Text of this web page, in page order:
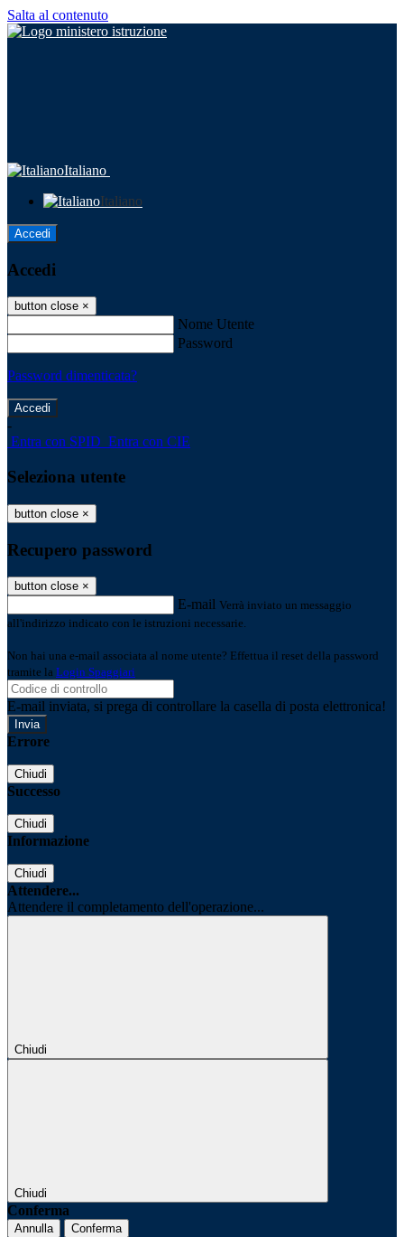
Salta al contenuto
Italiano
Italiano
Accedi
Accedi
button close ×
Nome Utente
Password
Password dimenticata?
-
Entra con SPID Entra con CIE
Seleziona utente
button close ×
Recupero password
button close ×
E-mail Verrà inviato un messaggio
all'indirizzo indicato con le istruzioni necessarie.
Non hai una e-mail associata al nome utente? Effettua il reset della password
tramite la Login Spaggiari
E-mail inviata, si prega di controllare la casella di posta elettronica!
Errore
Chiudi
Successo
Chiudi
Informazione
Chiudi
Attendere...
Attendere il completamento dell'operazione...
Chiudi
Chiudi
Conferma
Annulla Conferma